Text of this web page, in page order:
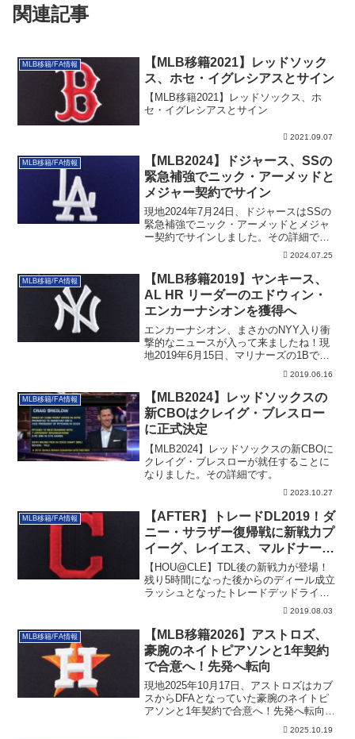
関連記事
MLB移籍/FA情報
【MLB移籍2021】レッドソック
ス、ホセ・イグレシアスとサイン
【MLB移籍2021】レッドソックス、ホ
セ・イグレシアスとサイン
2021.09.07
MLB移籍/FA情報
【MLB2024】ドジャース、SSの
緊急補強でニック・アーメッドと
メジャー契約でサイン
現地2024年7月24日、ドジャースはSSの
緊急補強でニック・アーメッドとメジャ
ー契約でサインしました。その詳細で
2024.07.25
MLB移籍/FA情報
【MLB移籍2019】ヤンキース、
AL HR リーダーのエドウィン・
エンカーナシオンを獲得へ
エンカーナシオン、まさかのNYY入り衝
撃的なニュースが入って来ましたね！現
地2019年6月15日、マリナーズの1Bで日
2019.06.16
MLB移籍/FA情報
【MLB2024】レッドソックスの
新CBOはクレイグ・ブレスロー
に正式決定
【MLB2024】レッドソックスの新CBOに
クレイグ・ブレスローが就任することに
なりました。その詳細です。
2023.10.27
MLB移籍/FA情報
【AFTER】トレードDL2019！ダ
ニー・サラザー復帰戦に新戦力プ
イーグ、レイエス、マルドナード
がプレー
【HOU@CLE】TDL後の新戦力が登場！
残り5時間になった後からのディール成立
ラッシュとなったトレードデッドライン
2019.08.03
MLB移籍/FA情報
【MLB移籍2026】アストロズ、
豪腕のネイトピアソンと1年契約
で合意へ！先発へ転向
現地2025年10月17日、アストロズはカブ
スからDFAとなっていた豪腕のネイトピ
アソンと1年契約で合意へ！先発へ転向予
2025.10.19